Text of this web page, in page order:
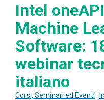
Intel
Machine
Software:
webinar
italiano
Corsi, Seminari ed Eventi ·